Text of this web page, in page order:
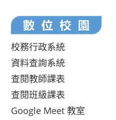
校務行政系統
資料查詢系統
查閱教師課表
查閱班級課表
Google Meet 教室